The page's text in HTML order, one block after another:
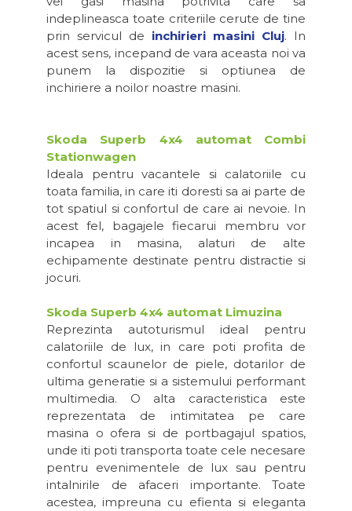
indeplineasca toate criteriile cerute de tine
prin servicul de inchirieri masini Cluj. In
acest sens, incepand de vara aceasta noi va
punem la dispozitie si optiunea de
inchiriere a noilor noastre masini.
Skoda Superb 4x4 automat Combi
Stationwagen
Ideala pentru vacantele si calatoriile cu
toata familia, in care iti doresti sa ai parte de
tot spatiul si confortul de care ai nevoie. In
acest fel, bagajele fiecarui membru vor
incapea in masina, alaturi de alte
echipamente destinate pentru distractie si
jocuri.
Skoda Superb 4x4 automat Limuzina
Reprezinta autoturismul ideal pentru
calatoriile de lux, in care poti profita de
confortul scaunelor de piele, dotarilor de
ultima generatie si a sistemului performant
multimedia. O alta caracteristica este
reprezentata de intimitatea pe care
masina o ofera si de portbagajul spatios,
unde iti poti transporta toate cele necesare
pentru evenimentele de lux sau pentru
intalnirile de afaceri importante. Toate
acestea, impreuna cu efienta si eleganta